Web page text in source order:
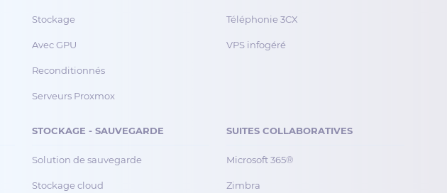
Stockage
Avec GPU
Reconditionnés
Serveurs Proxmox
Téléphonie 3CX
VPS infogéré
STOCKAGE - SAUVEGARDE
Solution de sauvegarde
Stockage cloud
SUITES COLLABORATIVES
Microsoft 365®
Zimbra